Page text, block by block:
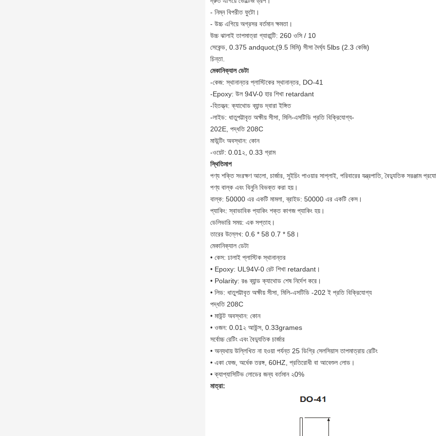
- নিম্ন বিপরীত ফুটো।
- উচ্চ এগিয়ে অগ্রসর বর্তমান ক্ষমতা।
উচ্চ ঝালাই তাপমাত্রা গ্যারান্টি: 260 ওসি / 10
সেকেন্ড, 0.375 andquot;(9.5 মিমি) সীসা দৈর্ঘ্য 5lbs (2.3 কেজি)
চিন্তা.
মেকানিক্যাল ডেটা
-কেজ: স্থানান্তর প্লাস্টিকের স্থানান্তর, DO-41
-Epoxy: উল 94V-0 হার শিখা retardant
-হিতত্ত্ব: ক্যাথোড ব্যান্ড দ্বারা ইঙ্গিত
-লাইড: ধাতুপট্টাবৃত অক্ষীয় সীসা, মিলি-এসটিডি প্রতি বিক্রিযোগ্য-
202E, পদ্ধতি 208C
মাউন্টিং অবস্থান: কোন
-ওয়েট: 0.01২, 0.33 গ্রাম
স্থিতিমাপ
পণ্য শক্তি সংরক্ষণ আলো, চার্জার, সুইচিং পাওয়ার সাপ্লাই, পরিবারের যন্ত্রপাতি, বৈদ্যুতিক সরঞ্জাম
পণ্য বাল্ক এবং বিনুনি বিভক্ত করা হয়।
বাল্ক: 50000 এর একটি মামলা, ব্রাইড: 50000 এর একটি কেস।
প্যাকিং: স্বাভাবিক প্যাকিং শক্ত কাগজ প্যাকিং হয়।
ডেলিভারি সময়: এক সপ্তাহ।
তারের উল্লেখ: 0.6 * 58 0.7 * 58।
মেকানিক্যাল ডেটা
• কেস: ঢালাই প্লাস্টিক স্থানান্তর
• Epoxy: UL94V-0 রেট শিখা retardant।
• Polarity: রঙ ব্যান্ড ক্যাথোড শেষ নির্দেশ করে।
• লিড: ধাতুপট্টাবৃত অক্ষীয় সীসা, মিলি-এসটিডি -202 ই প্রতি বিক্রিযোগ্য
পদ্ধতি 208C
• মাউন্ট অবস্থান: কোন
• ওজন: 0.01২ আউন্স, 0.33grames
সর্বোচ্চ রেটিং এবং বৈদ্যুতিক চার্জার
• অন্যথায় উল্লিখিত না হওয়া পর্যন্ত 25 ডিগ্রি সেলসিয়াস তাপমাত্রায় রেটিং
• একা ফেজ, অর্ধেক তরঙ্গ, 60HZ, প্রতিরোধী বা আবেশুল লোড।
• ক্যাপ্যাসিটিভ লোডের জন্য বর্তমান ২0%
মাত্রা: